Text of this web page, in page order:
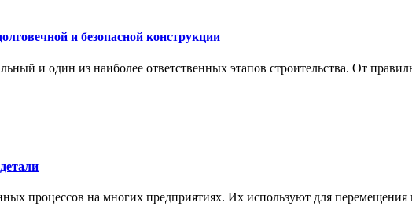
и безопасной конструкции
и один из наиболее ответственных этапов строительства. От
процессов на многих предприятиях. Их используют для перемещения